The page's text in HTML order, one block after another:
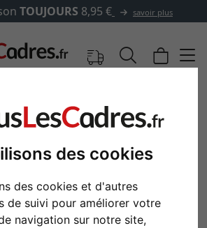
des cookies
des cookies et d'autres
de suivi pour améliorer votre
navigation sur notre site,
TOUJOURS 8,95 € savoir plus